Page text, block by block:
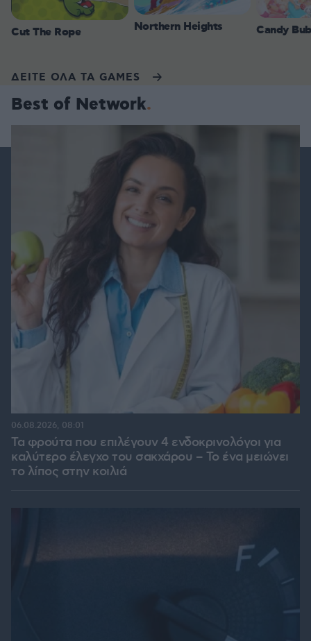
Cut The Rope Northern Heights Candy
ΔΕΙΤΕ ΟΛΑ ΤΑ GAMES
Best of Network
Τα φρούτα που επιλέγουν 4 ενδοκρινολόγοι για
καλύτερο έλεγχο του σακχάρου – Το ένα μειώνει
το λίπος στην κοιλιά
06.08.2026, 08:01